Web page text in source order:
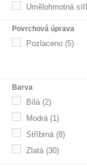
Umělohmotná
Povrchová úprava
Pozlaceno (5)
Barva
Bílá (2)
Modrá (1)
Stříbrná (8)
Zlatá (30)